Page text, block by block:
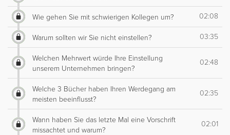
Wie gehen Sie mit schwierigen Kollegen um? 02:08
Warum sollten wir Sie nicht einstellen? 03:35
Welchen Mehrwert würde Ihre Einstellung
unserem Unternehmen bringen?
02:48
Welche 3 Bücher haben Ihren Werdegang am
meisten beeinflusst?
02:35
Wann haben Sie das letzte Mal eine Vorschrift
missachtet und warum?
02:01